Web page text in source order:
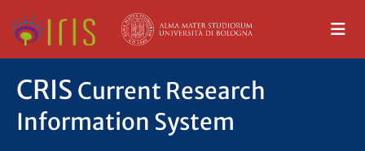
CRIS Current Research
Information System